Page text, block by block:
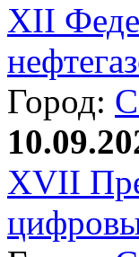
XII
Город:
XVII